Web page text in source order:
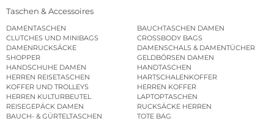
Taschen & Accessoires
DAMENTASCHEN
BAUCHTASCHEN DAMEN
CLUTCHES UND MINIBAGS
CROSSBODY BAGS
DAMENRUCKSÄCKE
DAMENSCHALS & DAMENTÜCHER
SHOPPER
GELDBÖRSEN DAMEN
HANDSCHUHE DAMEN
HANDTASCHEN
HERREN REISETASCHEN
HARTSCHALENKOFFER
KOFFER UND TROLLEYS
HERREN KOFFER
HERREN KULTURBEUTEL
LAPTOPTASCHEN
REISEGEPÄCK DAMEN
RUCKSÄCKE HERREN
BAUCH- & GÜRTELTASCHEN
TOTE BAG